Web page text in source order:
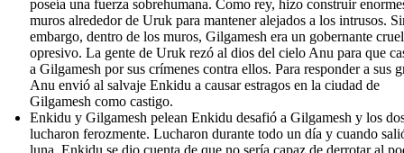
poseía una fuerza sobrehumana. Como rey, hizo construir
muros alrededor de Uruk para mantener alejados a los intrusos.
embargo, dentro de los muros, Gilgamesh era un gobernante
opresivo. La gente de Uruk rezó al dios del cielo Anu para que
a Gilgamesh por sus crímenes contra ellos. Para responder a sus
Anu envió al salvaje Enkidu a causar estragos en la ciudad de
Gilgamesh como castigo.
Enkidu y Gilgamesh pelean Enkidu desafió a Gilgamesh y los
lucharon ferozmente. Lucharon durante todo un día y cuando
luna, Enkidu se dio cuenta de que no sería capaz de derrotar al